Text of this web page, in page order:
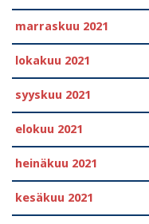
marraskuu 2021
lokakuu 2021
syyskuu 2021
elokuu 2021
heinäkuu 2021
kesäkuu 2021